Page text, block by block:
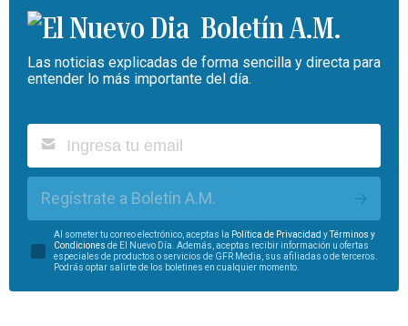
Boletín A.M.
Las noticias explicadas de forma sencilla y directa para
entender lo más importante del día.
Regístrate a Boletín A.M.
Al someter tu correo electrónico, aceptas la Política de Privacidad yTérminos y
Condiciones de El Nuevo Día. Además, aceptas recibir información u ofertas
especiales de productos o servicios de GFR Media, sus afiliadas o de terceros.
Podrás optar salirte de los boletines en cualquier momento.